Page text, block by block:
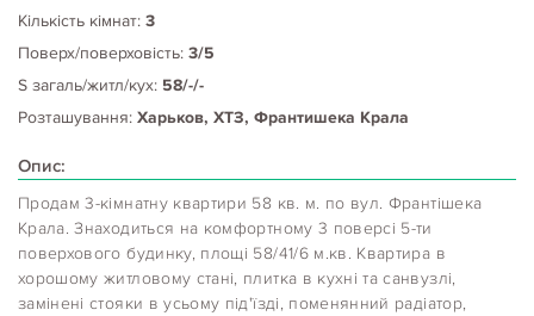
Кількість кімнат: 3
Поверх/поверховість: 3/5
S загаль/житл/кух: 58/-/-
Розташування: Харьков, ХТЗ, Франтишека Крала
Опис:
Продам 3-кімнатну квартири 58 кв. м. по вул. Франтішека
Крала. Знаходиться на комфортному 3 поверсі 5-ти
поверхового будинку, площі 58/41/6 м.кв. Квартира в
хорошому житловому стані, плитка в кухні та санвузлі,
замінені стояки в усьому під'їзді, поменянний радіатор,